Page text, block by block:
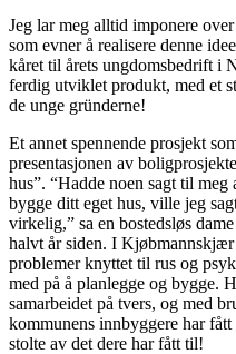
Jeg lar meg alltid imponere
som evner å realisere denne
kåret til årets ungdomsbedrift i
ferdig utviklet produkt, med et
de unge gründerne!
Et annet spennende prosjekt
presentasjonen av
hus”. “Hadde noen sagt til
bygge ditt eget hus, ville jeg
virkelig,” sa en bostedsløs
halvt år siden. I Kjøbmannskjær
problemer knyttet til rus og
med på å planlegge og bygge.
samarbeidet på tvers, og med
kommunens innbyggere har
stolte av det dere har fått til!